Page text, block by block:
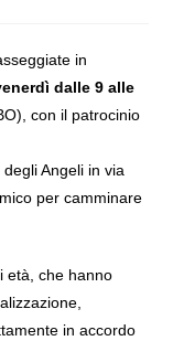
in
dalle 9 alle
con il patrocinio
Angeli in via
per camminare
età, che hanno
in accordo